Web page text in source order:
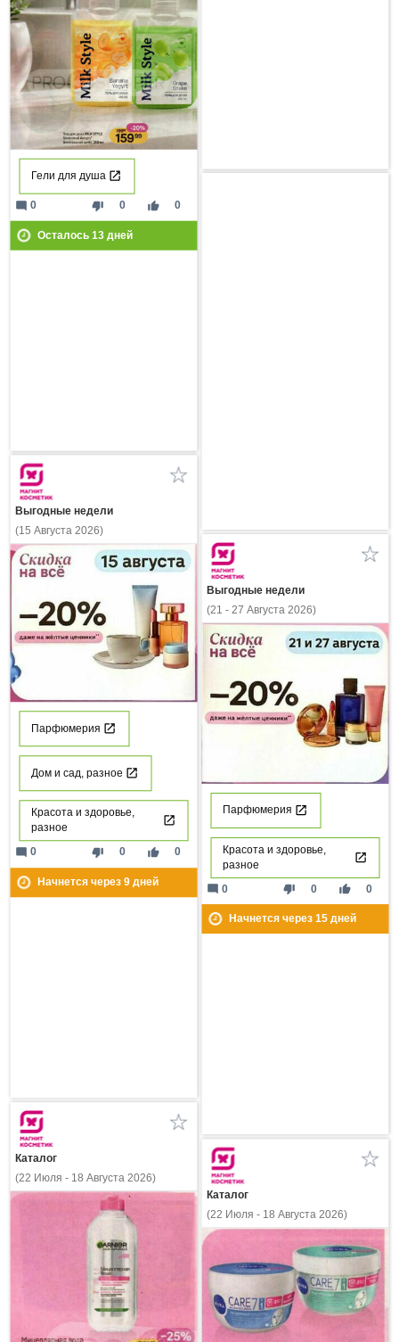
Гели для душа
thumb_down 0 thumb_up 0
mode_comment 0
Осталось 13дней
Выгодные недели
(15 Августа 2026)
Парфюмерия
Дом и сад, разное
Красота и здоровье,
разное
thumb_down 0 thumb_up 0
mode_comment 0
Начнется через 9дней
Выгодные недели
(21 - 27 Августа 2026)
Парфюмерия
Красота и здоровье,
разное
thumb_down 0 thumb_up 0
mode_comment 0
Начнется через 15дней
Каталог
(22 Июля - 18 Августа 2026)
Каталог
(22 Июля - 18 Августа 2026)